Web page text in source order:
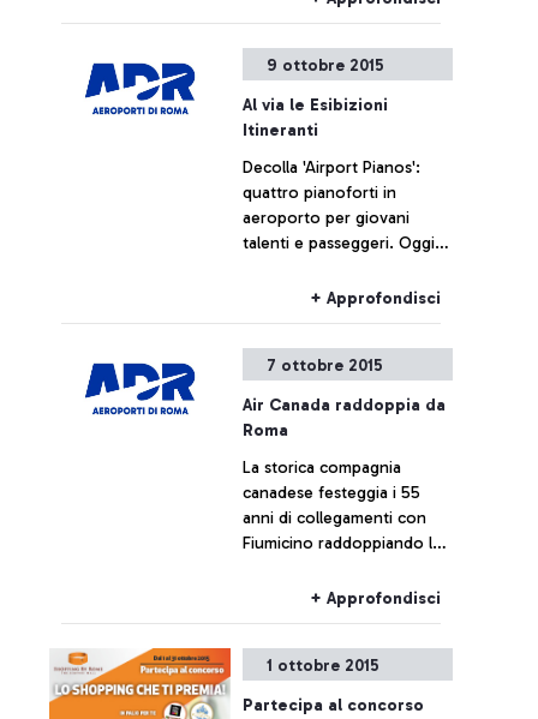
9 ottobre 2015
Al via le Esibizioni
Itineranti
Decolla 'Airport Pianos':
quattro pianoforti in
aeroporto per giovani
talenti e passeggeri. Oggi
tennista Roberta Vinci
+ Approfondisci
7 ottobre 2015
Air Canada raddoppia da
Roma
La storica compagnia
canadese festeggia i 55
anni di collegamenti con
Fiumicino raddoppiando la
+ Approfondisci
1 ottobre 2015
Partecipa al concorso